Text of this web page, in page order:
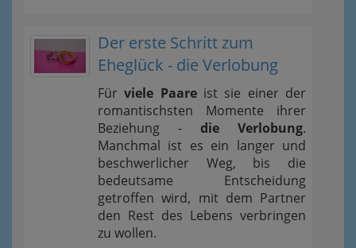
Der erste Schritt zum
Eheglück - die Verlobung
Fürviele Paareist sie einer der
romantischsten Momente ihrer
Beziehung - die Verlobung.
Manchmal ist es ein langer und
beschwerlicher Weg, bis die
bedeutsame Entscheidung
getroffen wird, mit dem Partner
den Rest des Lebens verbringen
zu wollen.